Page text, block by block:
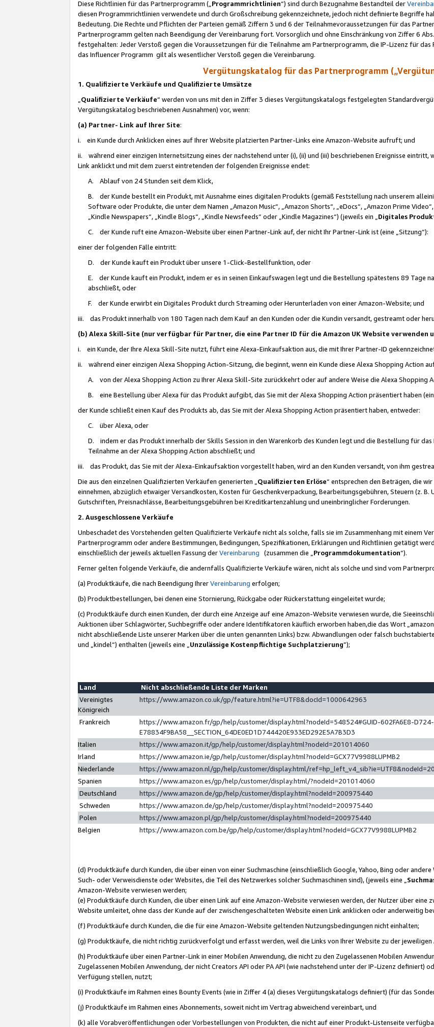
Diese Richtlinien für das Partnerprogramm („Programmrichtlinien“) sind durch Bezugnahme Bestandteil der
diesen Programmrichtlinien verwendete und durch Großschreibung gekennzeichnete, jedoch nicht definierte Begriffe
Bedeutung. Die Rechte und Pflichten der Parteien gemäß Ziffern 3 und 6 der Teilnahmevoraussetzungen für das
Partnerprogramm gelten nach Beendigung der Vereinbarung fort. Vorsorglich und ohne Einschränkung von Ziffer 6
festgehalten: Jeder Verstoß gegen die Voraussetzungen für die Teilnahme am Partnerprogramm, die IP-Lizenz für
das Influencer Programm gilt als wesentlicher Verstoß gegen die Vereinbarung.
Vergütungskatalog für das Partnerprogramm
1. Qualifizierte Verkäufe und Qualifizierte Umsätze
Qualifizierte Verkäufe“ werden von uns mit den in Ziffer 3 dieses Vergütungskatalogs festgelegten
Vergütungskatalog beschriebenen Ausnahmen) vor, wenn:
(a) Partner- Link auf Ihrer Site:
i. ein Kunde durch Anklicken eines auf Ihrer Website platzierten Partner-Links eine Amazon-Website aufruft; und
ii. während einer einzigen Internetsitzung eines der nachstehend unter (i), (ii) und (iii) beschriebenen Ereignisse
Link anklickt und mit dem zuerst eintretenden der folgenden Ereignisse endet:
A. Ablauf von 24 Stunden seit dem Klick,
B. der Kunde bestellt ein Produkt, mit Ausnahme eines digitalen Produkts (gemäß Feststellung nach unserem
Software oder Produkte, die unter dem Namen „Amazon Music“, „Amazon Shorts“, „eDocs“, „Amazon Prime
„Kindle Newspapers“, „Kindle Blogs“, „Kindle Newsfeeds“ oder „Kindle Magazines“) (jeweils ein „ Digitales
C. der Kunde ruft eine Amazon-Website über einen Partner-Link auf, der nicht Ihr Partner-Link ist (eine „Sitzung“):
einer der folgenden Fälle eintritt:
D. der Kunde kauft ein Produkt über unsere 1-Click-Bestellfunktion, oder
E. der Kunde kauft ein Produkt, indem er es in seinen Einkaufswagen legt und die Bestellung spätestens 89 Tage
abschließt, oder
F. der Kunde erwirbt ein Digitales Produkt durch Streaming oder Herunterladen von einer Amazon-Website; und
iii. das Produkt innerhalb von 180 Tagen nach dem Kauf an den Kunden oder die Kundin versandt, gestreamt oder
(b) Alexa Skill-Site (nur verfügbar für Partner, die eine Partner ID für die Amazon UK Website verwenden
i. ein Kunde, der Ihre Alexa Skill-Site nutzt, führt eine Alexa-Einkaufsaktion aus, die mit Ihrer Partner-ID
ii. während einer einzigen Alexa Shopping Action-Sitzung, die beginnt, wenn ein Kunde diese Alexa Shopping Action
A. von der Alexa Shopping Action zu Ihrer Alexa Skill-Site zurückkehrt oder auf andere Weise die Alexa Shopping
B. eine Bestellung über Alexa für das Produkt aufgibt, das Sie mit der Alexa Shopping Action präsentiert haben (eine
der Kunde schließt einen Kauf des Produkts ab, das Sie mit der Alexa Shopping Action präsentiert haben, entweder:
C. über Alexa, oder
D. indem er das Produkt innerhalb der Skills Session in den Warenkorb des Kunden legt und die Bestellung für
Teilnahme an der Alexa Shopping Action abschließt; und
iii. das Produkt, das Sie mit der Alexa-Einkaufsaktion vorgestellt haben, wird an den Kunden versandt, von ihm
Die aus den einzelnen Qualifizierten Verkäufen generierten „ Qualifizierten Erlöse“ entsprechen den Beträgen, die
einnehmen, abzüglich etwaiger Versandkosten, Kosten für Geschenkverpackung, Bearbeitungsgebühren, Steuern (z.
Gutschriften, Preisnachlässe, Bearbeitungsgebühren bei Kreditkartenzahlung und uneinbringlicher Forderungen.
2. Ausgeschlossene Verkäufe
Unbeschadet des Vorstehenden gelten Qualifizierte Verkäufe nicht als solche, falls sie im Zusammenhang mit einem
Partnerprogramm oder andere Bestimmungen, Bedingungen, Spezifikationen, Erklärungen und Richtlinien getätigt
einschließlich der jeweils aktuellen Fassung derVereinbarung (zusammen die „ Programmdokumentation“).
Ferner gelten folgende Verkäufe, die andernfalls Qualifizierte Verkäufe wären, nicht als solche und sind vom
(a) Produktkäufe, die nach Beendigung IhrerVereinbarung erfolgen;
(b) Produktbestellungen, bei denen eine Stornierung, Rückgabe oder Rückerstattung eingeleitet wurde;
(c) Produktkäufe durch einen Kunden, der durch eine Anzeige auf eine Amazon-Website verwiesen wurde, die
Auktionen über Schlagwörter, Suchbegriffe oder andere Identifikatoren käuflich erworben haben,die das Wort
nicht abschließende Liste unserer Marken über die unten genannten Links) bzw. Abwandlungen oder falsch
und „kindel“) enthalten (jeweils eine „ Unzulässige Kostenpflichtige Suchplatzierung”);
Land
Nicht abschließende Liste der Marken
Vereinigtes
Königreich
https://www.amazon.co.uk/gp/feature.html?ie=UTF8&docId=1000642963
Frankreich
https://www.amazon.fr/gp/help/customer/display.html?nodeId=548524#GUID-602FA6E8-
E78834F9BA58__SECTION_64DE0ED1D744420E933ED292E5A7B3D3
Italien
https://www.amazon.it/gp/help/customer/display.html?nodeId=201014060
Irland
https://www.amazon.ie/gp/help/customer/display.html?nodeId=GCX77V9988LUPMB2
Niederlande
https://www.amazon.nl/gp/help/customer/display.html/
Spanien
https://www.amazon.es/gp/help/customer/display.html/?nodeId=201014060
Deutschland
https://www.amazon.de/gp/help/customer/display.html?nodeId=200975440
Schweden
https://www.amazon.de/gp/help/customer/display.html?nodeId=200975440
Polen
https://www.amazon.pl/gp/help/customer/display.html?nodeId=200975440
Belgien
https://www.amazon.com.be/gp/help/customer/display.html?nodeId=GCX77V9988LUPMB2
(d) Produktkäufe durch Kunden, die über einen von einer Suchmaschine (einschließlich Google, Yahoo, Bing oder
Such- oder Verweisdienste oder Websites, die Teil des Netzwerkes solcher Suchmaschinen sind), (jeweils eine „
Amazon-Website verwiesen werden;
(e) Produktkäufe durch Kunden, die über einen Link auf eine Amazon-Website verwiesen werden, der Nutzer über eine
Website umleitet, ohne dass der Kunde auf der zwischengeschalteten Website einen Link anklicken oder anderweitig
(f) Produktkäufe durch Kunden, die die für eine Amazon-Website geltenden Nutzungsbedingungen nicht einhalten;
(g) Produktkäufe, die nicht richtig zurückverfolgt und erfasst werden, weil die Links von Ihrer Website zu der
(h) Produktkäufe über einen Partner-Link in einer Mobilen Anwendung, die nicht zu den Zugelassenen Mobilen
Zugelassenen Mobilen Anwendung, der nicht Creators API oder PA API (wie nachstehend unter der IP-Lizenz definiert)
Verfügung stellen, nutzt;
(i) Produktkäufe im Rahmen eines Bounty Events (wie in Ziffer 4 (a) dieses Vergütungskatalogs definiert) (für das
(j) Produktkäufe im Rahmen eines Abonnements, soweit nicht im Vertrag abweichend vereinbart, und
(k) alle Vorabveröffentlichungen oder Vorbestellungen von Produkten, die nicht auf einer Produkt-Listenseite